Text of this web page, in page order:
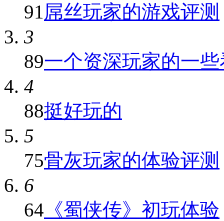
91 屌丝玩家的游戏评测
3
89一个资深玩家的一
4
88挺好玩的
5
75骨灰玩家的体验评测
6
64 《蜀侠传》初玩体验